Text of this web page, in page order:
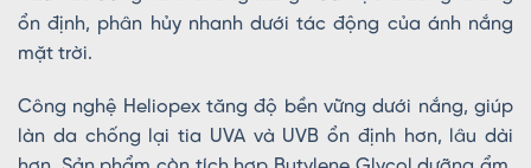
ổn định, phân hủy nhanh dưới tác động của ánh nắng
mặt trời.
Công nghệ Heliopex tăng độ bền vững dưới nắng, giúp
làn da chống lại tia UVA và UVB ổn định hơn, lâu dài